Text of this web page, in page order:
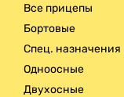
Все прицепы
Бортовые
Спец. назначения
Одноосные
Двухосные